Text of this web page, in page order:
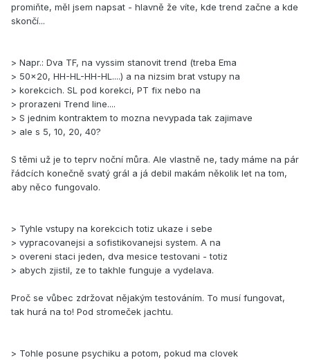
promiňte, měl jsem napsat - hlavně že víte, kde trend začne a kde
skončí...
> Napr.: Dva TF, na vyssim stanovit trend (treba Ema
> 50x20, HH-HL-HH-HL....) a na nizsim brat vstupy na
> korekcich. SL pod korekci, PT fix nebo na
> prorazeni Trend line....
> S jednim kontraktem to mozna nevypada tak zajimave
> ale s 5, 10, 20, 40?
S těmi už je to teprv noční můra. Ale vlastně ne, tady máme na pár
řádcích konečně svatý grál a já debil makám několik let na tom,
aby něco fungovalo.
> Tyhle vstupy na korekcich totiz ukaze i sebe
> vypracovanejsi a sofistikovanejsi system. A na
> overeni staci jeden, dva mesice testovani - totiz
> abych zjistil, ze to takhle funguje a vydelava.
Proč se vůbec zdržovat nějakým testováním. To musí fungovat,
tak hurá na to! Pod stromeček jachtu.
> Tohle posune psychiku a potom, pokud ma clovek